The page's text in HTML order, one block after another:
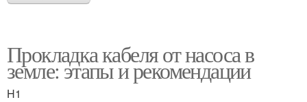
Прокладка кабеля от насоса в
земле: этапы и рекомендации
H1